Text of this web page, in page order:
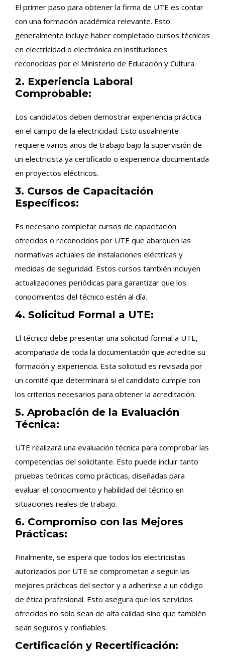
El primer paso para obtener la firma de UTE es contar
con una formación académica relevante. Esto
generalmente incluye haber completado cursos técnicos
en electricidad o electrónica en instituciones
reconocidas por el Ministerio de Educación y Cultura.
2. Experiencia Laboral
Comprobable:
Los candidatos deben demostrar experiencia práctica
en el campo de la electricidad. Esto usualmente
requiere varios años de trabajo bajo la supervisión de
un electricista ya certificado o experiencia documentada
en proyectos eléctricos.
3. Cursos de Capacitación
Específicos:
Es necesario completar cursos de capacitación
ofrecidos o reconocidos por UTE que abarquen las
normativas actuales de instalaciones eléctricas y
medidas de seguridad. Estos cursos también incluyen
actualizaciones periódicas para garantizar que los
conocimientos del técnico estén al día.
4. Solicitud Formal a UTE:
El técnico debe presentar una solicitud formal a UTE,
acompañada de toda la documentación que acredite su
formación y experiencia. Esta solicitud es revisada por
un comité que determinará si el candidato cumple con
los criterios necesarios para obtener la acreditación.
5. Aprobación de la Evaluación
Técnica:
UTE realizará una evaluación técnica para comprobar las
competencias del solicitante. Esto puede incluir tanto
pruebas teóricas como prácticas, diseñadas para
evaluar el conocimiento y habilidad del técnico en
situaciones reales de trabajo.
6. Compromiso con las Mejores
Prácticas:
Finalmente, se espera que todos los electricistas
autorizados por UTE se comprometan a seguir las
mejores prácticas del sector y a adherirse a un código
de ética profesional. Esto asegura que los servicios
ofrecidos no solo sean de alta calidad sino que también
sean seguros y confiables.
Certificación y Recertificación: